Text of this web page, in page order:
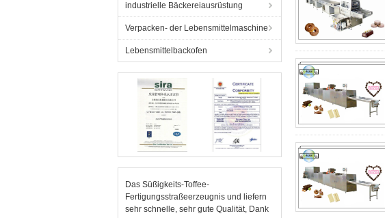
industrielle Bäckereiausrüstung
Verpacken- der Lebensmittelmaschine
Lebensmittelbackofen
Das Süßigkeits-Toffee-
Fertigungsstraßeerzeugnis und liefern
sehr schnelle, sehr gute Qualität, Dank